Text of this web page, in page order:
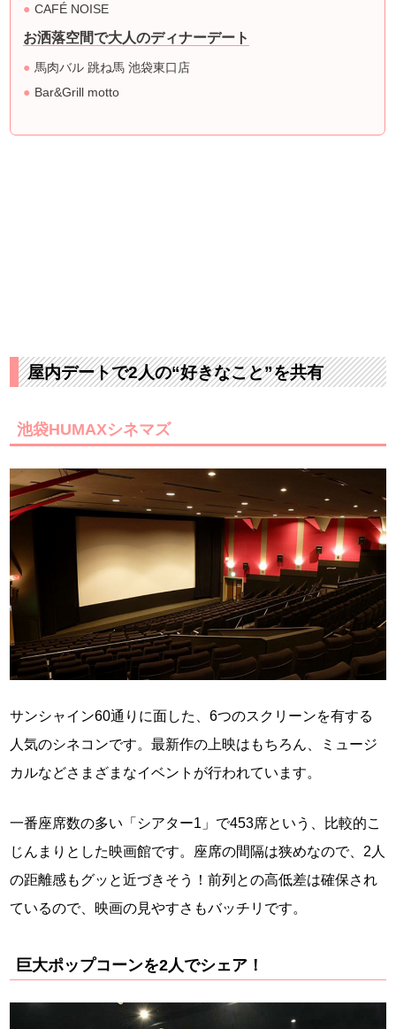
CAFÉ NOISE
お洒落空間で大人のディナーデート
馬肉バル 跳ね馬 池袋東口店
Bar&Grill motto
屋内デートで2人の“好きなこと”を共有
池袋HUMAXシネマズ
サンシャイン60通りに面した、6つのスクリーンを有する
人気のシネコンです。最新作の上映はもちろん、ミュージ
カルなどさまざまなイベントが行われています。
一番座席数の多い「シアター1」で453席という、比較的こ
じんまりとした映画館です。座席の間隔は狭めなので、2人
の距離感もグッと近づきそう！前列との高低差は確保され
ているので、映画の見やすさもバッチリです。
巨大ポップコーンを2人でシェア！